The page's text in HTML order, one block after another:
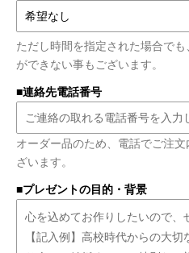
ただし時間を指定された場合で
ができない事もございます。
■連絡先電話番号
オーダー品のため、電話でご注
ざいます。
■プレゼントの目的・背景